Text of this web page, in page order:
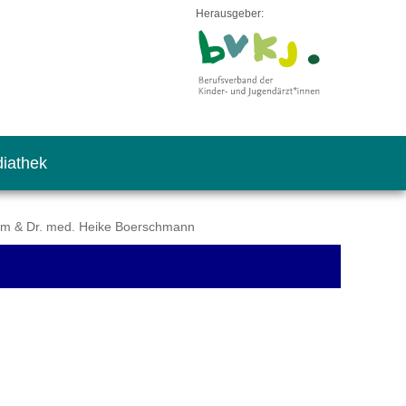
Herausgeber:
& Dr. med. Heike Boerschmann